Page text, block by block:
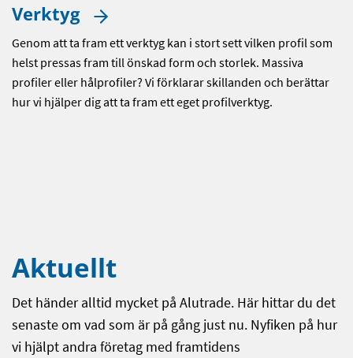
Verktyg
Genom att ta fram ett verktyg kan i stort sett vilken profil som
helst pressas fram till önskad form och storlek. Massiva
profiler eller hålprofiler? Vi förklarar skillanden och berättar
hur vi hjälper dig att ta fram ett eget profilverktyg.
Aktuellt
Det händer alltid mycket på Alutrade. Här hittar du det
senaste om vad som är på gång just nu. Nyfiken på hur
vi hjälpt andra företag med framtidens